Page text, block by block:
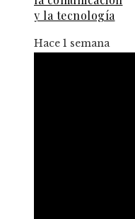
y la tecnología
Hace 1 semana